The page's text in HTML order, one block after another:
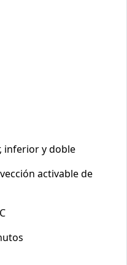
inferior y doble
activable de